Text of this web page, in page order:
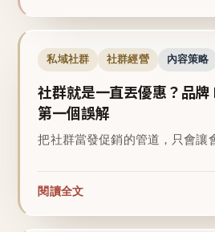
私域社群 社群經營 內容策略
社群就是一直丟優惠？品牌
第一個誤解
把社群當發促銷的管道，只會讓
閱讀全文